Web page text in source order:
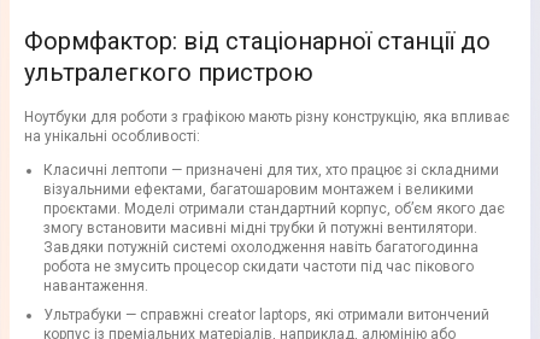
Формфактор: від стаціонарної станції до
ультралегкого пристрою
Ноутбуки для роботи з графікою мають різну конструкцію, яка впливає
на унікальні особливості:
Класичні лептопи — призначені для тих, хто працює зі складними
візуальними ефектами, багатошаровим монтажем і великими
проєктами. Моделі отримали стандартний корпус, об’єм якого дає
змогу встановити масивні мідні трубки й потужні вентилятори.
Завдяки потужній системі охолодження навіть багатогодинна
робота не змусить процесор скидати частоти під час пікового
навантаження.
Ультрабуки — справжні creator laptops, які отримали витончений
корпус із преміальних матеріалів, наприклад, алюмінію або